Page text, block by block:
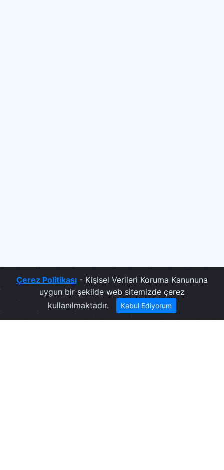
Çerez Politikası- Kişisel Verileri Koruma Kanununa
uygun bir şekilde web sitemizde çerez
kullanılmaktadır.
Kabul Ediyorum